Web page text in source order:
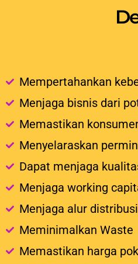
Mempertahankan
Menjaga bisnis dari
Memastikan
Menyelaraskan
Dapat menjaga
Menjaga working
Menjaga alur
Meminimalkan Waste
Memastikan harga